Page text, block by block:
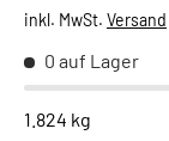
inkl. MwSt. Versand
0 auf Lager
1.824 kg